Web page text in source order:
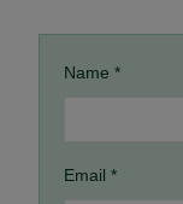
Name *
Email *